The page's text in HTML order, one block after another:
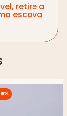
retire a
escova
5%